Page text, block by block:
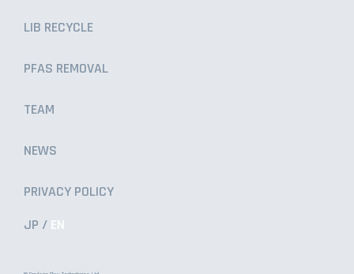
LIB RECYCLE
PFAS REMOVAL
TEAM
NEWS
PRIVACY POLICY
EN
JP